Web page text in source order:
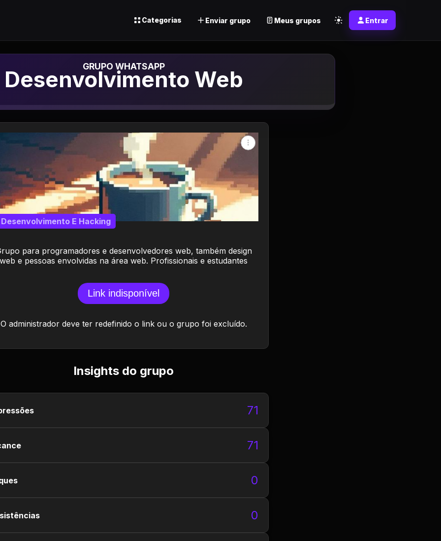
Categorias Enviar grupo Meus grupos Entrar
Grupo de Whatsapp
Desenvolvimento Web
para programadores e desenvolvedores web, também design
web e pessoas envolvidas na área web. Profissionais e estudantes
Desenvolvimento E Hacking
Link indisponível
O administrador deve ter redefinido o link ou o grupo foi excluído.
Insights do grupo
71
71
0
0